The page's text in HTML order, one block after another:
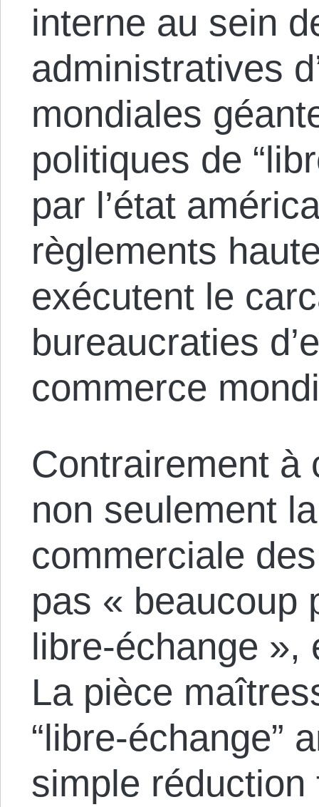
interne au sein
administratives
mondiales
politiques de
par l’état
règlements
exécutent le
bureaucraties
commerce
Contrairement à
non seulement
commerciale
pas « beaucoup
libre-échange »,
La pièce
“libre-échange”
simple